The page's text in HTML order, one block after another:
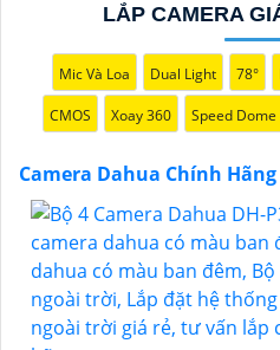
đổi tùy vào model và chức
tìm hiểu kỹ trước khi đầu
Camera Dahua được đánh
cao, tính năng thông minh
muốn tìm camera Dahua
trên các website thương mại
hàng điện tử.
Hy vọng rằng những thông
lựa được Camera Dahua
lượng. Nếu bạn có thêm
thêm, đừng ngần ngại để lại
biết.
LẮP CAMERA
Mic Và Loa Dual Light 78°
CMOS Xoay 360 Speed Dome
Camera Dahua Chính Hãng